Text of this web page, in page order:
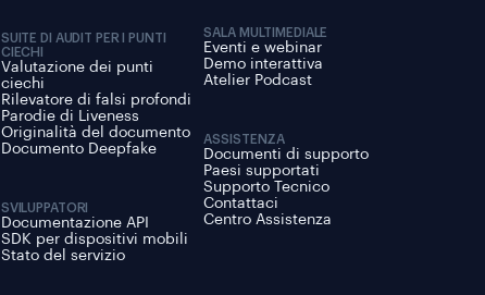
SUITE DI AUDIT PER I PUNTI
CIECHI
Valutazione dei punti
ciechi
Rilevatore di falsi profondi
Parodie di Liveness
Originalità del documento
Documento Deepfake
SVILUPPATORI
Documentazione API
SDK per dispositivi mobili
Stato del servizio
SALA MULTIMEDIALE
Eventi e webinar
Demo interattiva
Atelier Podcast
ASSISTENZA
Documenti di supporto
Paesi supportati
Supporto Tecnico
Contattaci
Centro Assistenza